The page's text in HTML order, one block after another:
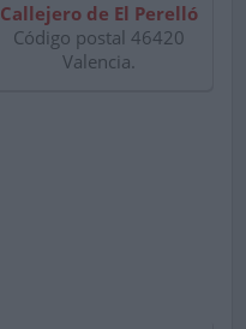
Callejero de El Perelló
Código postal 46420
Valencia.